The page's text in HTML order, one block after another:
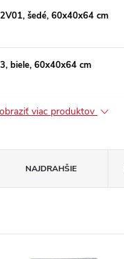
šedé, 60x40x64 cm
biele, 60x40x64 cm
viac produktov
NAJDRAHŠIE